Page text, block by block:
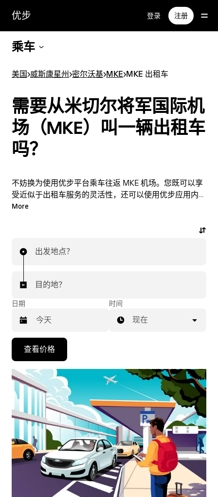
优步 登录 注册
乘车
美国>威斯康星州>密尔沃基>MKE>MKE 出租车
需要从米切尔将军国际机
场（MKE）叫一辆出租车
吗？
不妨换为使用优步平台乘车往返 MKE 机场。您既可以享
受近似于出租车服务的灵活性，还可以使用优步应用内的
实用功能。您可以按需临时叫车，也可以在应用内或在线
More
出发地点？
目的地？
日期
向
下
箭
头
可
浏
览
历
时间
现在
查看价格